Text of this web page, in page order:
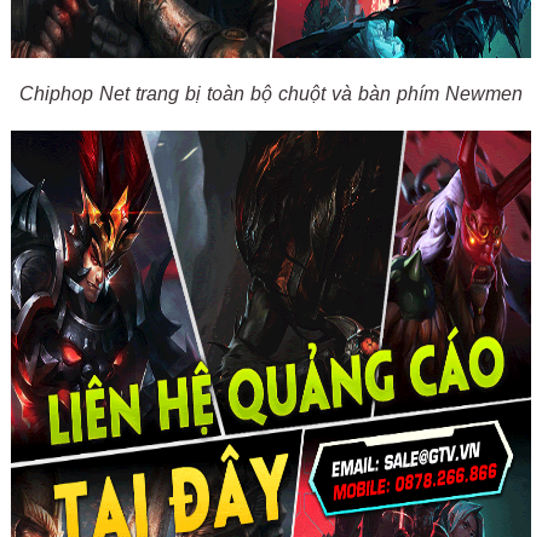
Chiphop Net trang bị toàn bộ chuột và bàn phím Newmen